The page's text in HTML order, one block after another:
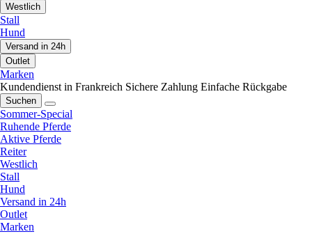
Westlich
Stall
Hund
Versand in 24h
Outlet
Marken
Kundendienst in Frankreich Sichere Zahlung Einfache Rückgabe
Suchen
Sommer-Special
Ruhende Pferde
Aktive Pferde
Reiter
Westlich
Stall
Hund
Versand in 24h
Outlet
Marken